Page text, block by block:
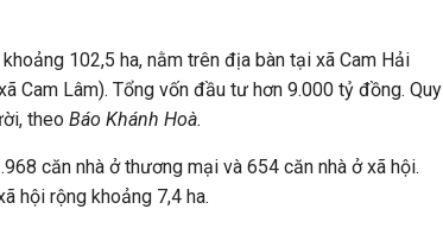
102,5 ha, nằm trên địa bàn tại xã Cam Hải
Cam Lâm). Tổng vốn đầu tư hơn 9.000 tỷ đồng. Quy
theo Báo Khánh Hoà.
căn nhà ở thương mại và 654 căn nhà ở xã hội.
hội rộng khoảng 7,4 ha.